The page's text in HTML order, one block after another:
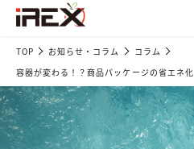
TOP お知らせ・コラム
コラム
容器が変わる！？商品パッケージの省エネ化